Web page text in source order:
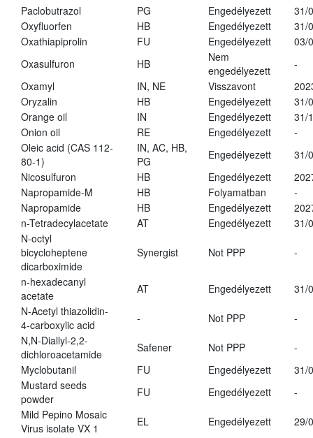
Paclobutrazol PG Engedélyezett
31/
Oxyfluorfen
HB Engedélyezett
31/
Oxathiapiprolin
FU Engedélyezett
03/
Oxasulfuron
HB
Nem
engedélyezett
-
Oxamyl
IN, NE Visszavont
Oryzalin
HB Engedélyezett
31/
Orange oil
IN Engedélyezett
31/
Onion oil
RE Engedélyezett
-
Oleic acid (CAS 112-
80-1)
IN, AC, HB,
PG
Engedélyezett
31/
Nicosulfuron
HB Engedélyezett
Napropamide-M
HB Folyamatban
-
Napropamide
HB Engedélyezett
n-Tetradecylacetate
AT Engedélyezett
31/
N-octyl
bicycloheptene
dicarboximide
Synergist Not PPP -
n-hexadecanyl
acetate
AT Engedélyezett
31/
N-Acetyl thiazolidin-
4-carboxylic acid
- Not PPP
-
N,N-Diallyl-2,2-
dichloroacetamide
Safener Not PPP
-
Myclobutanil
FU Engedélyezett
31/
Mustard seeds
powder
FU Engedélyezett
-
Mild Pepino Mosaic
Virus isolate VX 1
EL Engedélyezett
29/